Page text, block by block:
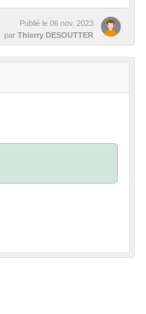
Publié le 06 nov. 2023
par Thierry DESOUTTER